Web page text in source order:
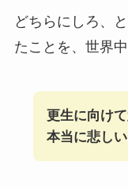
どちらにしろ、
たことを、世界
更生に向け
本当に悲しい